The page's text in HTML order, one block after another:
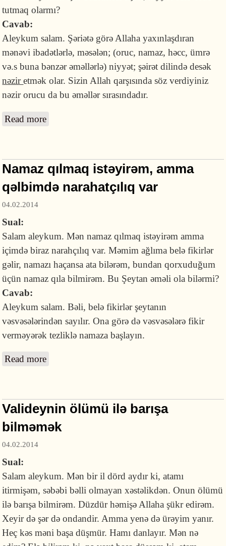
tutmaq olarmı?
Cavab:
Aleykum salam. Şəriətə görə Allaha yaxınlaşdıran
mənəvi ibadətlərlə, məsələn; (oruc, namaz, həcc, ümrə
və.s buna bənzər əməllərlə) niyyət; şəirət dilində desək
nəziretmək olar. Sizin Allah qarşısında söz verdiyiniz
nəzir orucu da bu əməllər sırasındadır.
Read more
Namaz qılmaq istəyirəm, amma
qəlbimdə narahatçılıq var
04.02.2014
Sual:
Salam aleykum. Mən namaz qılmaq istəyirəm amma
içimdə biraz narahçılıq var. Məmim ağlıma belə fikirlər
gəlir, namazı haçansa ata bilərəm, bundan qorxuduğum
üçün namaz qıla bilmirəm. Bu Şeytan əməli ola bilərmi?
Cavab:
Aleykum salam. Bəli, belə fikirlər şeytanın
vəsvəsələrindən sayılır. Ona görə də vəsvəsələrə fikir
verməyərək tezliklə namaza başlayın.
Read more
Valideynin ölümü ilə barışa
bilməmək
04.02.2014
Sual:
Salam aleykum. Mən bir il dörd aydır ki, atamı
itirmişəm, səbəbi bəlli olmayan xəstəlikdən. Onun ölümü
ilə barışa bilmirəm. Düzdür həmişə Allaha şükr edirəm.
Xeyir də şər də ondandir. Amma yenə də ürəyim yanır.
Heç kəs məni başa düşmür. Hamı danlayır. Mən nə